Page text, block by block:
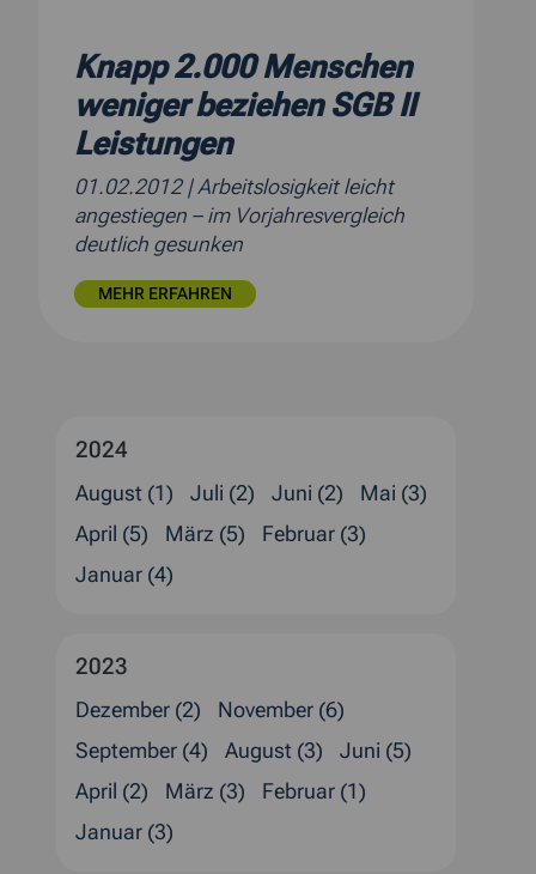
Knapp 2.000 Menschen
weniger beziehen SGB II
Leistungen
01.02.2012 | Arbeitslosigkeit leicht
angestiegen – im Vorjahresvergleich
deutlich gesunken
MEHR ERFAHREN
2024
August (1) Juli (2) Juni (2)
Mai (3)
April (5)
März (5)
Februar (3)
Januar (4)
2023
Dezember (2)
November (6)
September (4)
August (3)
Juni (5)
April (2)
März (3)
Februar (1)
Januar (3)